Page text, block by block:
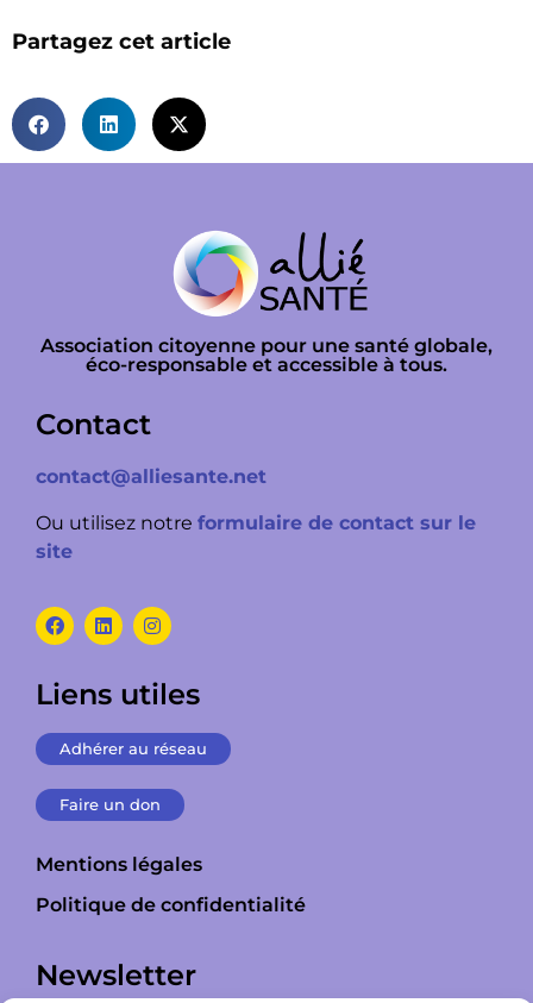
Partagez cet article
Association citoyenne pour une santé globale,
éco-responsable et accessible à tous.
Contact
contact@alliesante.net
Ou utilisez notre formulaire de contact sur le
site
Liens utiles
Adhérer au réseau
Faire un don
Mentions légales
Politique de confidentialité
Newsletter